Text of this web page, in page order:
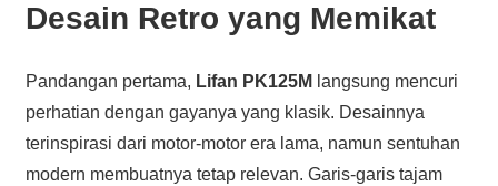
Desain Retro yang Memikat
Pandangan pertama, Lifan PK125M langsung mencuri
perhatian dengan gayanya yang klasik. Desainnya
terinspirasi dari motor-motor era lama, namun sentuhan
modern membuatnya tetap relevan. Garis-garis tajam